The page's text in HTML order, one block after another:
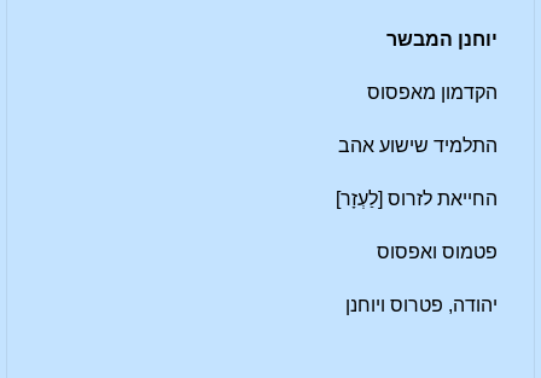
יוחנן המבשר
הקדמון מאפסוס
התלמיד שישוע אהב
החייאת לזרוס [לַעְזָר]
פטמוס ואפסוס
יהודה, פטרוס ויוחנן